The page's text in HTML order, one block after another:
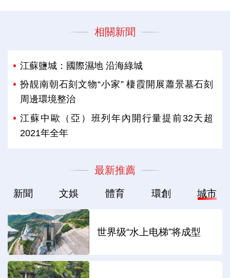
相關新聞
江蘇鹽城：國際濕地 沿海綠城
扮靚南朝石刻文物“小家” 棲霞開展蕭景墓石刻
周邊環境整治
江蘇中歐（亞）班列年內開行量提前32天超
2021年全年
最新推薦
新聞 文娛 體育 環創 城市
世界级“水上电梯”将成型